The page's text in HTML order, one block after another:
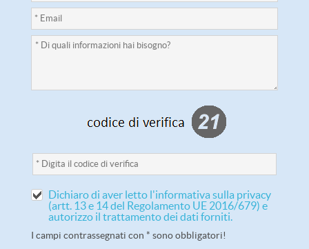
Dichiaro di aver letto l'informativa sulla privacy
(artt. 13 e 14 del Regolamento UE 2016/679) e
autorizzo il trattamento dei dati forniti.
I campi contrassegnati con * sono obbligatori!